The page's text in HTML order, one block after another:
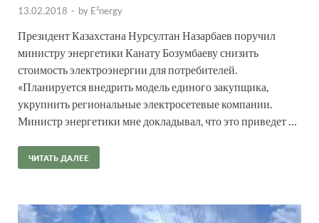
13.02.2018 - by E²nergy
Президент Казахстана Нурсултан Назарбаев поручил
министру энергетики Канату Бозумбаеву снизить
стоимость электроэнергии для потребителей.
«Планируется внедрить модель единого закупщика,
укрупнить региональные электросетевые компании.
Министр энергетики мне докладывал, что это приведет …
ЧИТАТЬ ДАЛЕЕ